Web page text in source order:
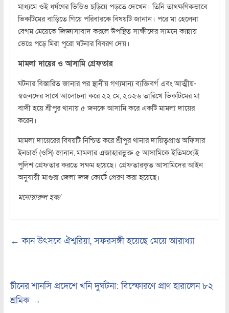
মাধ্যমে ওই ধর্ষণের ভিডিও ছড়িয়ে পড়তে দেখেন। তিনি তাৎক্ষণিকভাবে
ভিকটিমের বাড়িতে গিয়ে পরিবারকে বিষয়টি জানান। পরে মা হেলেনা
বেগম মেয়েকে জিজ্ঞাসাবাদ করলে উপস্থিত সাক্ষীদের সামনে কান্নায়
ভেঙে পড়ে মিরা পুরো ঘটনার বিবরণ দেয়।
মামলা দায়ের ও আসামি গ্রেফতার
ঘটনার বিস্তারিত জানার পর স্থানীয় গণ্যমান্য ব্যক্তিবর্গ এবং আত্মীয়-
স্বজনদের সাথে আলোচনা করে ২২ মে, ২০২৬ তারিখে ভিকটিমের মা
বাদী হয়ে শ্রীপুর থানায় ৫ জনকে আসামি করে একটি মামলা দায়ের
করেন।
মামলা দায়েরের বিষয়টি নিশ্চিত করে শ্রীপুর থানার দায়িত্বপ্রাপ্ত অফিসার
ইনচার্জ (ওসি) জানান, মামলার এজাহারভুক্ত ৫ আসামিকে ইতিমধ্যেই
পুলিশ গ্রেফতার করতে সক্ষম হয়েছে। গ্রেফতারকৃত আসামিদের আইন
অনুযায়ী মাগুরা জেলা জজ কোর্টে প্রেরণ করা হয়েছে।
মনোয়ারুল হক/
← কান উৎসবে ঐশ্বরিয়া, সফরসঙ্গী হয়েছে মেয়ে আরাধ্যা
চীনের শানসি প্রদেশে খনি দুর্ঘটনা: বিস্ফোরণে প্রাণ হারালেন ৮২
শ্রমিক →